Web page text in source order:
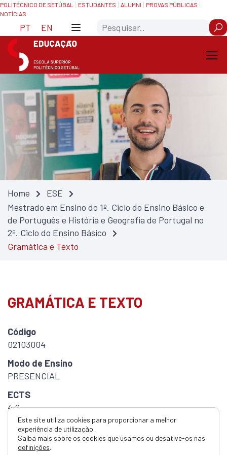
Skip
to
Content
Saltar
para
navegação
POLITÉCNICO DE SETÚBAL ESTUDANTES ALUMNI
PROVAS PÚBLICAS
NOTÍCIAS
PT EN Search
Home
ESE
Mestrado em Ensino do 1º. Ciclo do Ensino Básico e
de Português e História e Geografia de Portugal no
2º. Ciclo do Ensino Básico
Gramática e Texto
GRAMÁTICA E TEXTO
Código
02103004
Modo de Ensino
PRESENCIAL
ECTS
4.0
Duração
Semestral
Este site utiliza cookies para proporcionar a melhor
experiência de utilização.
Saiba mais sobre os cookies que usamos ou desative-os nas
definições.